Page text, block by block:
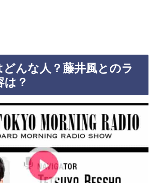
どんな人？藤井風とのラ
は？